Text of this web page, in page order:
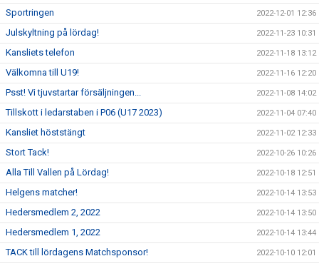
Sportringen 2022-12-01 12:36
Julskyltning på lördag! 2022-11-23 10:31
Kansliets telefon 2022-11-18 13:12
Välkomna till U19! 2022-11-16 12:20
Psst! Vi tjuvstartar försäljningen... 2022-11-08 14:02
Tillskott i ledarstaben i P06 (U17 2023) 2022-11-04 07:40
Kansliet höststängt 2022-11-02 12:33
Stort Tack! 2022-10-26 10:26
Alla Till Vallen på Lördag! 2022-10-18 12:51
Helgens matcher! 2022-10-14 13:53
Hedersmedlem 2, 2022 2022-10-14 13:50
Hedersmedlem 1, 2022 2022-10-14 13:44
TACK till lördagens Matchsponsor! 2022-10-10 12:01